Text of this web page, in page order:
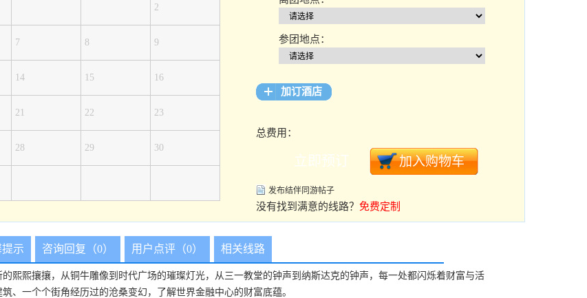
2
7 8 9
14 15 16
21 22 23
28 29 30
参团地点：
加订酒店
总费用：
发布结伴同游帖子
没有找到满意的线路？ 免费定制
示 咨询回复（0） 用户点评（0） 相关线路
熙熙攘攘，从铜牛雕像到时代广场的璀璨灯光，从三一教堂的钟声到纳斯达克的钟声，每一处都闪烁着财富与活
、一个个街角经历过的沧桑变幻，了解世界金融中心的财富底蕴。